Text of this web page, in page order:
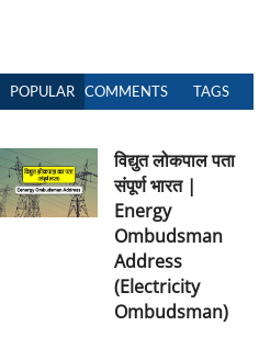
POPULAR COMMENTS TAGS
विद्युत लोकपाल पता
संपूर्ण भारत |
Energy
Ombudsman
Address
(Electricity
Ombudsman)